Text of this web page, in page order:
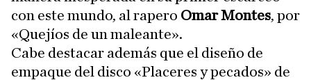
con este mundo, al rapero Omar Montes, por
«Quejíos de un maleante».
Cabe destacar además que el diseño de
empaque del disco «Placeres y pecados» de